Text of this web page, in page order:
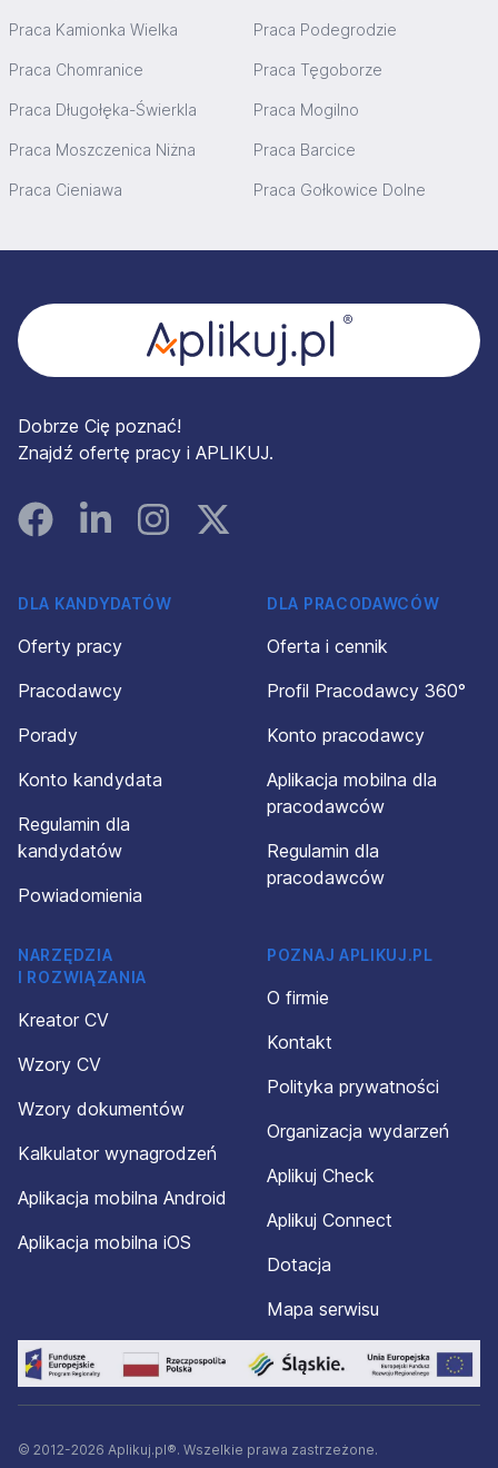
Praca Kamionka Wielka Praca Podegrodzie
Praca Chomranice Praca Tęgoborze
Praca Długołęka-Świerkla Praca Mogilno
Praca Moszczenica Niżna Praca Barcice
Praca Cieniawa Praca Gołkowice Dolne
Dobrze Cię poznać!
Znajdź ofertę pracy i APLIKUJ.
FacebookLinked InInstagramInstagram
DLA KANDYDATÓW
Oferty pracy
Pracodawcy
Porady
Konto kandydata
Regulamin dla
kandydatów
Powiadomienia
DLA PRACODAWCÓW
Oferta i cennik
Profil Pracodawcy 360°
Konto pracodawcy
Aplikacja mobilna dla
pracodawców
Regulamin dla
pracodawców
NARZĘDZIA
I ROZWIĄZANIA
Kreator CV
Wzory CV
Wzory dokumentów
Kalkulator wynagrodzeń
Aplikacja mobilna Android
Aplikacja mobilna iOS
POZNAJ APLIKUJ.PL
O firmie
Kontakt
Polityka prywatności
Organizacja wydarzeń
Aplikuj Check
Aplikuj Connect
Dotacja
Mapa serwisu
© 2012-2026 Aplikuj.pl®. Wszelkie prawa zastrzeżone.